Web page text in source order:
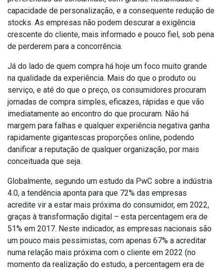
capacidade de personalização, e a consequente redução de
stocks. As empresas não podem descurar a exigência
crescente do cliente, mais informado e pouco fiel, sob pena
de perderem para a concorrência.
Já do lado de quem compra há hoje um foco muito grande
na qualidade da experiência. Mais do que o produto ou
serviço, e até do que o preço, os consumidores procuram
jornadas de compra simples, eficazes, rápidas e que vão
imediatamente ao encontro do que procuram. Não há
margem para falhas e qualquer experiência negativa ganha
rapidamente gigantescas proporções online, podendo
danificar a reputação de qualquer organização, por mais
conceituada que seja.
Globalmente, segundo um estudo da PwC sobre a indústria
4.0, a tendência aponta para que 72% das empresas
acredite vir a estar mais próxima do consumidor, em 2022,
graças à transformação digital – esta percentagem era de
51% em 2017. Neste indicador, as empresas nacionais são
um pouco mais pessimistas, com apenas 67% a acreditar
numa relação mais próxima com o cliente em 2022 (no
momento da realização do estudo, a percentagem era de